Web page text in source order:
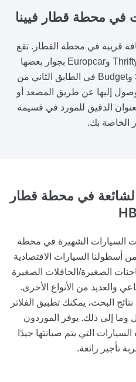
في محطة قطار فيينا
قريبة في محطة القطار. تقع
شركات مثل Hertz وAvis وThrifty وEuropcar بجوار بعضها
البعض، بينما تقع شركات Sixt وBudget في الطابق الثاني من
إليها عن طريق المصعد أو
الدقيق للمورد في قسيمة
الخاصة بك.
في محطة قطار
السيارات الشهيرة في محطة
أسطولنا السيارات الاقتصادية
الصغيرة/الحافلات الصغيرة
والعديد من الأنواع الأخرى.
البحث، يمكنك تطبيق الفلاتر
وما إلى ذلك. يوفر الموردون
التي يتم صيانتها جيدًا
تأجير رائعة.